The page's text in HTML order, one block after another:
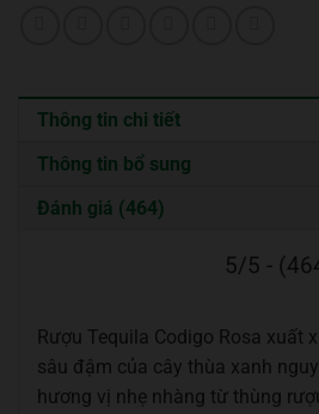
Thông tin chi tiết
Thông tin bổ sung
Đánh giá (464)
5/5 -
Rượu Tequila Codigo Rosa xuất
sâu đậm của cây thùa xanh
hương vị nhẹ nhàng từ thùng